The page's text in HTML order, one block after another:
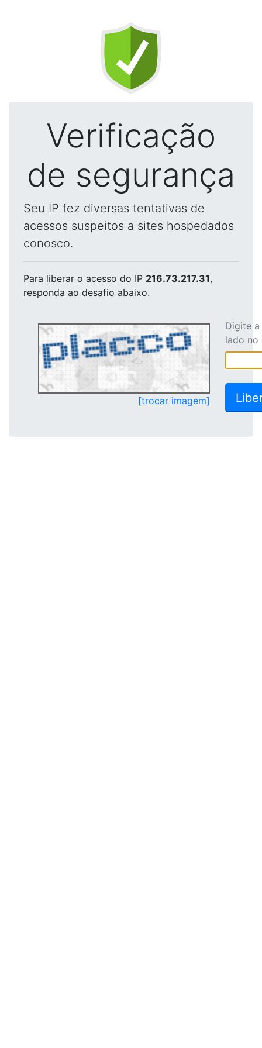
Verificação
de segurança
Seu IP fez diversas tentativas de
acessos suspeitos a sites hospedados
conosco.
Para liberar o acesso do IP 216.73.217.31,
responda ao desafio abaixo.
[trocar imagem]
Digite
lado no